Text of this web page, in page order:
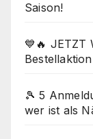
Saison!
💙🔥 JETZT
🎾 5
wer ist als